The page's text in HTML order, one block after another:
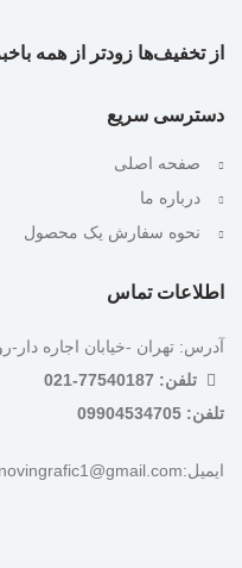
از تخفیف‌ها زودتر از همه
دسترسی سریع
صفحه اصلی
درباره ما
نحوه سفارش یک محصول
اطلاعات تماس
آدرس: تهران -خیابان اجاره دار-روبه رو کوچه 48
تلفن: 77540187-021
تلفن: 09904534705
ایمیل:novingrafic1@gmail.com